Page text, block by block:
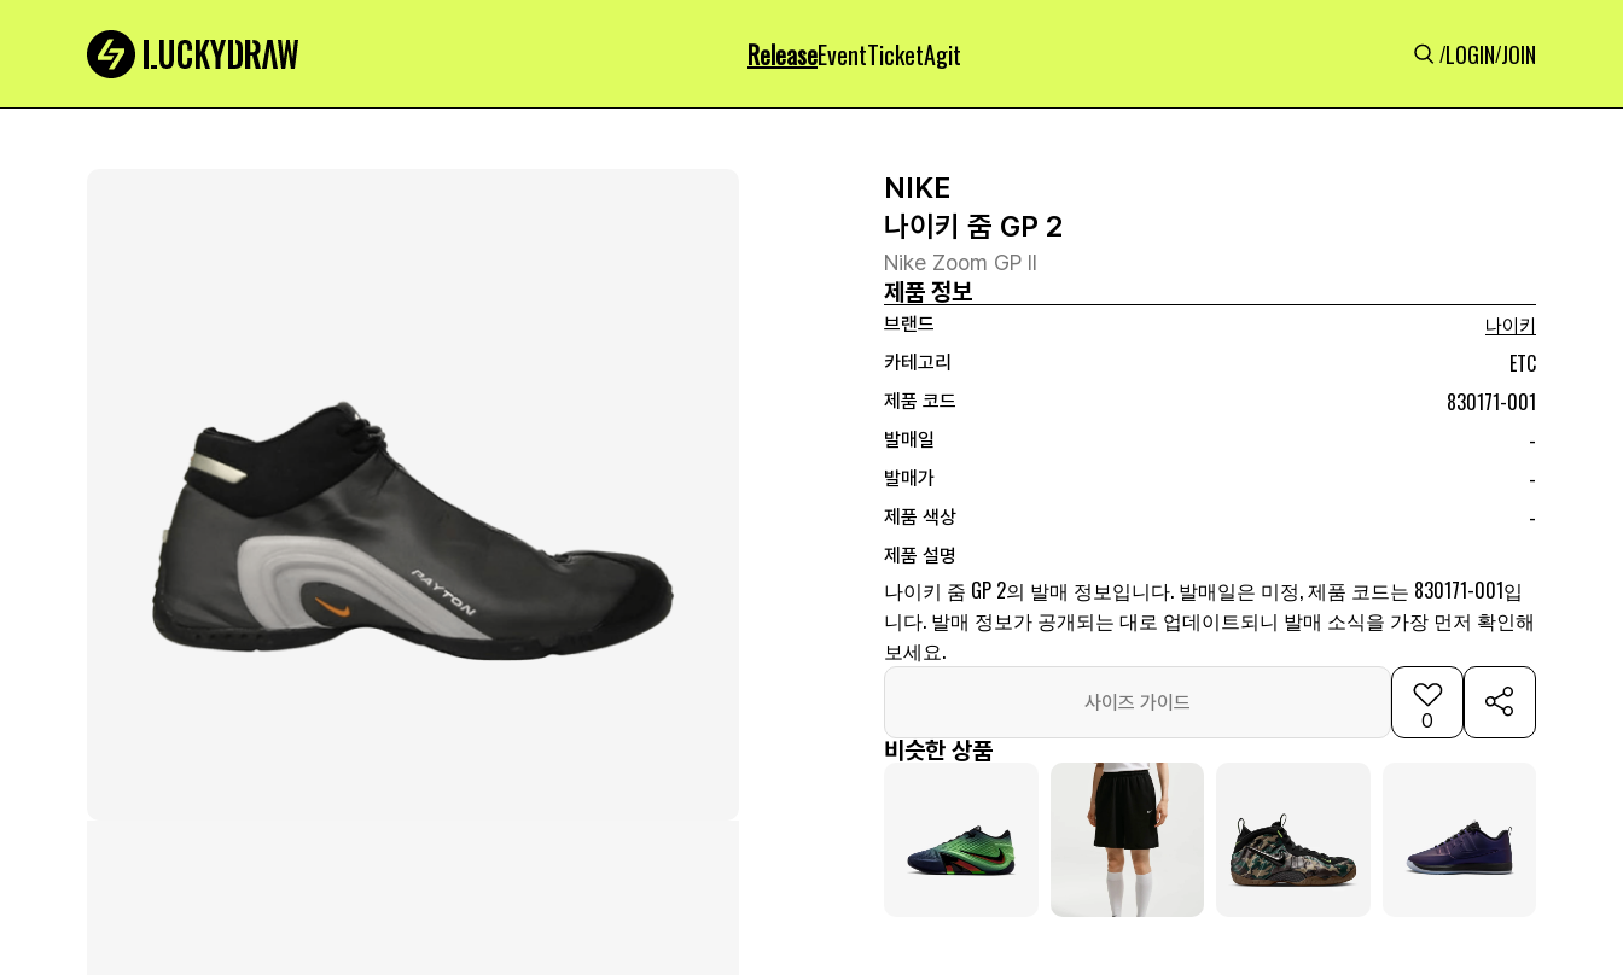
ReleaseEventTicketAgit /LOGIN/JOIN
NIKE
나이키 줌 GP 2
Nike Zoom GP II
제품 정보
브랜드
나이키
카테고리
ETC
제품 코드 830171-001
발매일 -
발매가 -
제품 색상 -
제품 설명
나이키 줌 GP 2의 발매 정보입니다. 발매일은 미정, 제품 코드는 830171-001입
니다. 발매 정보가 공개되는 대로 업데이트되니 발매 소식을 가장 먼저 확인해
보세요.
사이즈 가이드
0
비슷한 상품